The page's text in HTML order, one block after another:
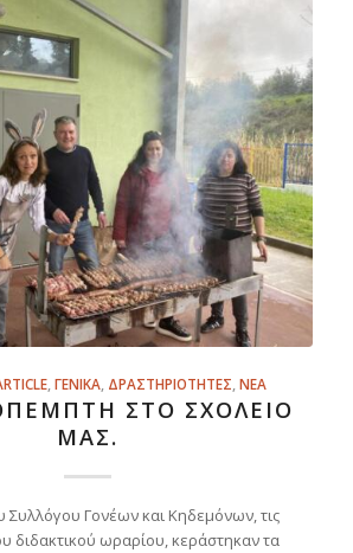
,ΓΕΝΙΚΑ, ΔΡΑΣΤΗΡΙΟΤΗΤΕΣ,ΝΕΑ
ΣΤΟ ΣΧΟΛΕΊΟ
ΜΑΣ.
Συλλόγου Γονέων και Κηδεμόνων, τις
διδακτικού ωραρίου, κεράστηκαν τα